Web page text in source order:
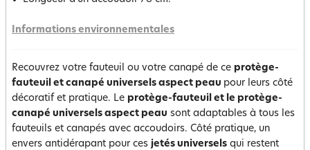
Informations environnementales
Recouvrez votre fauteuil ou votre canapé de ce protège-
fauteuil et canapé universels aspect peau pour leurs côté
décoratif et pratique. Le protège-fauteuil et le protège-
canapé universels aspect peau sont adaptables à tous les
fauteuils et canapés avec accoudoirs. Côté pratique, un
envers antidérapant pour ces jetés universels qui restent